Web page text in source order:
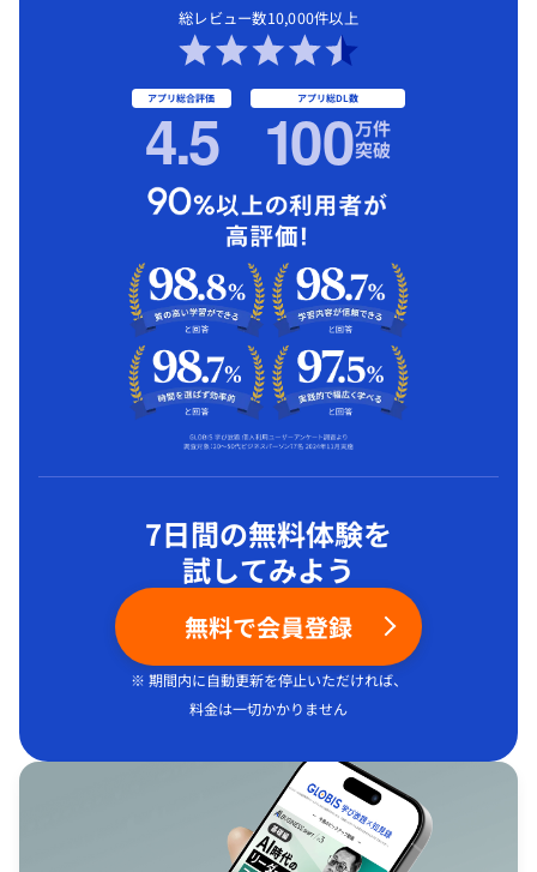
総レビュー数10,000件以上
アプリ総合評価
4.5 アプリ総DL数
100万件
突破
7日間の無料体験を
試してみよう
無料で会員登録
※ 期間内に自動更新を停止いただければ、
料金は一切かかりません